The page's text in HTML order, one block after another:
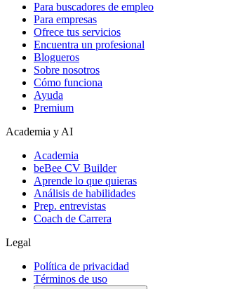
Para buscadores de empleo
Para empresas
Ofrece tus servicios
Encuentra un profesional
Blogueros
Sobre nosotros
Cómo funciona
Ayuda
Premium
Academia y AI
Academia
beBee CV Builder
Aprende lo que quieras
Análisis de habilidades
Prep. entrevistas
Coach de Carrera
Legal
Política de privacidad
Términos de uso